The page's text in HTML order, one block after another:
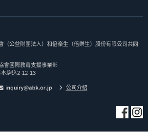
（公益財團法人）和倍楽生（倍樂生）股份有限公司共同
會國際教育支援事業部
駒込2-12-13
公司介紹